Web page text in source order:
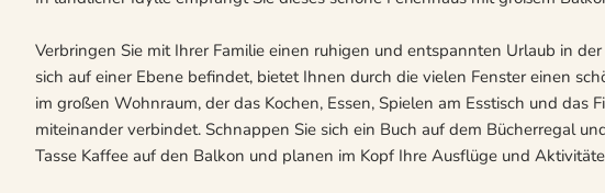
Verbringen Sie mit Ihrer Familie einen ruhigen und entspannten Urlaub in
sich auf einer Ebene befindet, bietet Ihnen durch die vielen Fenster einen
im großen Wohnraum, der das Kochen, Essen, Spielen am Esstisch und das
miteinander verbindet. Schnappen Sie sich ein Buch auf dem Bücherregal
Tasse Kaffee auf den Balkon und planen im Kopf Ihre Ausflüge und